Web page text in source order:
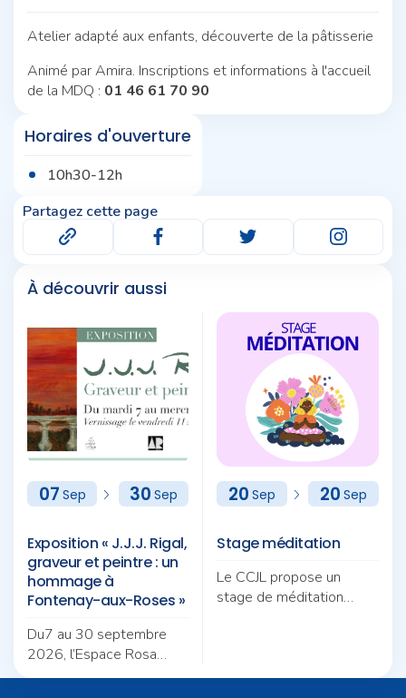
Atelier adapté aux enfants, découverte de la pâtisserie
Animé par Amira. Inscriptions et informations à l'accueil
de la MDQ : 01 46 61 70 90
Horaires d'ouverture
10h30-12h
Partagez cette page
À découvrir aussi
07 Sep 30 Sep
Exposition « J.J.J. Rigal,
graveur et peintre : un
hommage à
Fontenay-aux-Roses »
Du7 au 30 septembre
2026, l’Espace Rosa
Bonheur accueille
20 Sep 20 Sep
Stage méditation
Le CCJL propose un
stage de méditation
trame ».